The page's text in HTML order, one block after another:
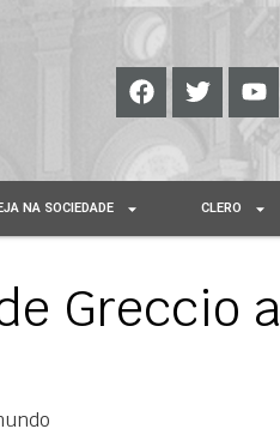
NA SOCIEDADE CLERO
Greccio a